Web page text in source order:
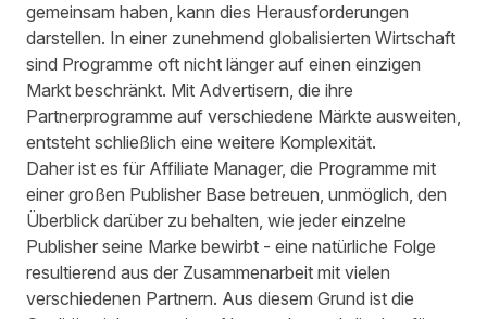
gemeinsam haben, kann dies Herausforderungen
darstellen. In einer zunehmend globalisierten Wirtschaft
sind Programme oft nicht länger auf einen einzigen
Markt beschränkt. Mit Advertisern, die ihre
Partnerprogramme auf verschiedene Märkte ausweiten,
entsteht schließlich eine weitere Komplexität.
Daher ist es für Affiliate Manager, die Programme mit
einer großen Publisher Base betreuen, unmöglich, den
Überblick darüber zu behalten, wie jeder einzelne
Publisher seine Marke bewirbt - eine natürliche Folge
resultierend aus der Zusammenarbeit mit vielen
verschiedenen Partnern. Aus diesem Grund ist die